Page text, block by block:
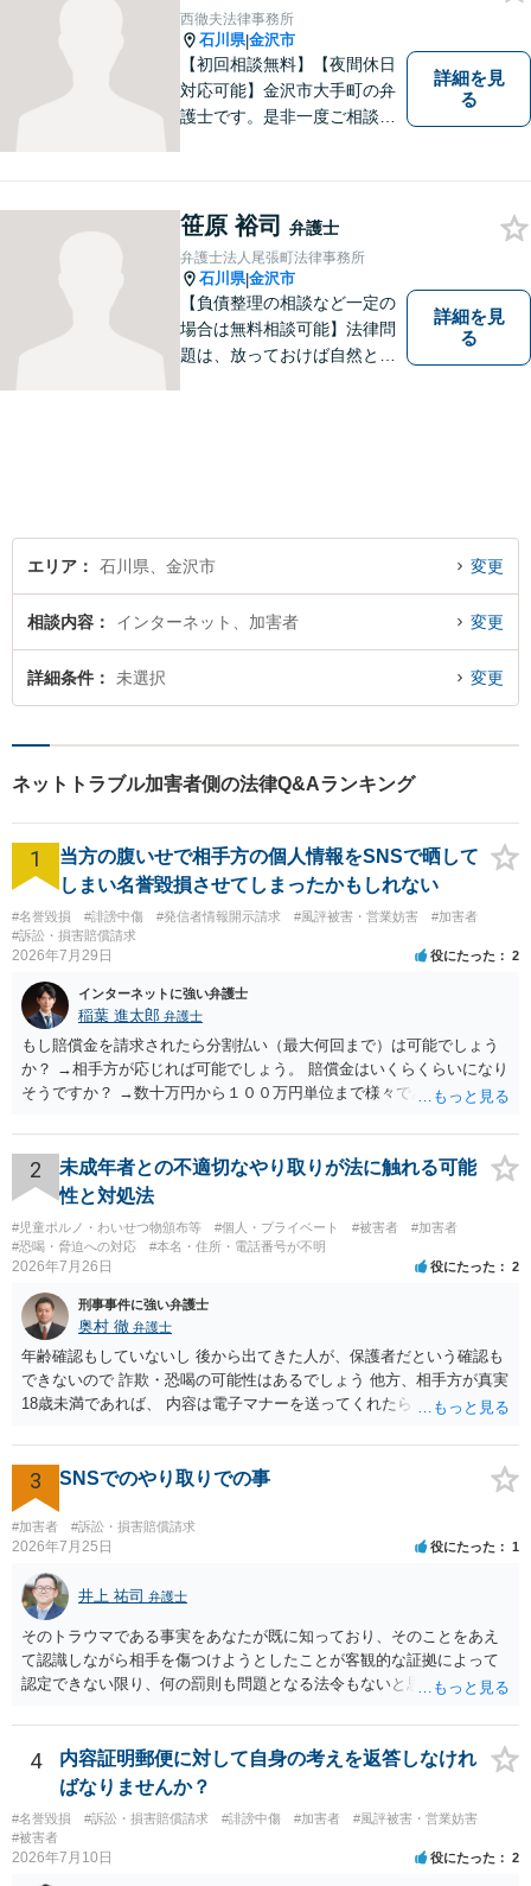
西徹夫法律事務所
石川県|金沢市
【初回相談無料】【夜間休日
対応可能】金沢市大手町の弁
護士です。是非一度ご相談く
詳細を見
る
笹原 裕司 弁護士
弁護士法人尾張町法律事務所
石川県|金沢市
【負債整理の相談など一定の
場合は無料相談可能】法律問
題は、放っておけば自然と解
詳細を見
る
エリア 石川県、金沢市 変更
相談内容 インターネット、加害者 変更
詳細条件 未選択 変更
ネットトラブル加害者側の法律Q&Aランキング
1
当方の腹いせで相手方の個人情報をSNSで晒して
しまい名誉毀損させてしまったかもしれない
#名誉毀損 #誹謗中傷 #発信者情報開示請求 #風評被害・営業妨害
#加害者
#訴訟・損害賠償請求
2026年7月29日 役にたった 2
インターネットに強い弁護士
稲葉 進太郎 弁護士
もし賠償金を請求されたら分割払い（最大何回まで）は可能でしょう
か？ →相手方が応じれば可能でしょう。 賠償金はいくらくらいになり
そうですか？ →数十万円から１００万円単位まで様々であり、不明で
渉が行われ、双方合意に至れば支払が開始され、決裂して相手方が訴
訟提起を選択すれば訴訟の中で解決がなされる流れが通常です。
2
未成年者との不適切なやり取りが法に触れる可能
性と対処法
#児童ポルノ・わいせつ物頒布等 #個人・プライベート #被害者
#加害者
#恐喝・脅迫への対応
#本名・住所・電話番号が不明
2026年7月26日 役にたった 2
刑事事件に強い弁護士
奥村 徹 弁護士
年齢確認もしていないし 後から出てきた人が、保護者だという確認も
できないので 詐欺・恐喝の可能性はあるでしょう 他方、相手方が真実
18歳未満であれば、 内容は電子マナーを送ってくれたら自慰行為など
画の尺は10分ほど、服を着たままで胸を触って欲しい、などの要望を
して、要求された金額(1000円程度)の電子マネーを送信してしまいま
した。 そこから、撮影するまで暇なので顔の雰囲気の写真を交換して
欲しい、住んでいる都道府県と区を教えてと言われたので教えたりと
言ったやり取りをしていました。 というやりとりは、青少年条例違反
（わいせつ行為）の疑いがあります。18歳未満と知らなくても処罰可
能です。
3 SNSでのやり取りでの事
#加害者 #訴訟・損害賠償請求
2026年7月25日 役にたった 1
井上 祐司 弁護士
そのトラウマである事実をあなたが既に知っており、そのことをあえ
て認識しながら相手を傷つけようとしたことが客観的な証拠によって
認定できない限り、何の罰則も問題となる法令もないと思われます。
4
内容証明郵便に対して自身の考えを返答しなけれ
ばなりませんか？
#名誉毀損 #訴訟・損害賠償請求 #誹謗中傷 #加害者
#風評被害・営業妨害
#被害者
2026年7月10日 役にたった 2